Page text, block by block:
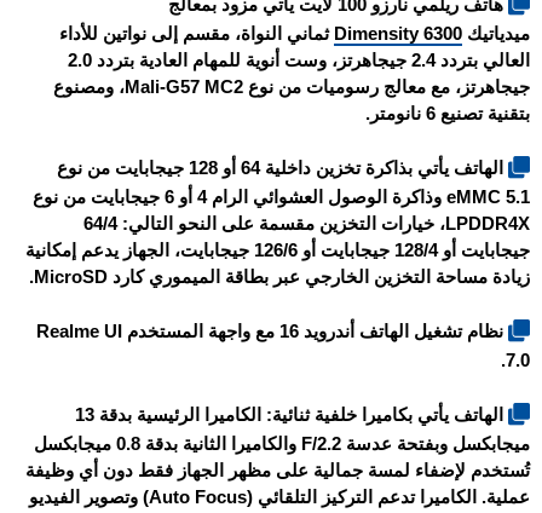
هاتف ريلمي نارزو 100 لايت
يأتي مزود بمعالج
ميدياتيك Dimensity 6300 ثماني النواة، مقسم إلى نواتين للأداء
العالي بتردد 2.4 جيجاهرتز، وست أنوية للمهام العادية بتردد 2.0
جيجاهرتز، مع معالج رسوميات من نوع Mali-G57 MC2، ومصنوع
بتقنية تصنيع 6 نانومتر.
الهاتف يأتي بذاكرة تخزين داخلية 64 أو 128 جيجابايت من نوع
eMMC 5.1 وذاكرة الوصول العشوائي الرام 4 أو 6 جيجابايت من نوع
LPDDR4X، خيارات التخزين مقسمة على النحو التالي: 64/4
جيجابايت أو 128/4 جيجابايت أو 126/6 جيجابايت، الجهاز يدعم إمكانية
زيادة مساحة التخزين الخارجي عبر بطاقة الميموري كارد MicroSD.
نظام تشغيل الهاتف أندرويد 16 مع واجهة المستخدم Realme UI
7.0.
الهاتف يأتي بكاميرا خلفية ثنائية: الكاميرا الرئيسية بدقة 13
ميجابكسل وبفتحة عدسة F/2.2 والكاميرا الثانية بدقة 0.8 ميجابكسل
تُستخدم لإضفاء لمسة جمالية على مظهر الجهاز فقط دون أي وظيفة
عملية. الكاميرا تدعم التركيز التلقائي (Auto Focus) وتصوير الفيديو